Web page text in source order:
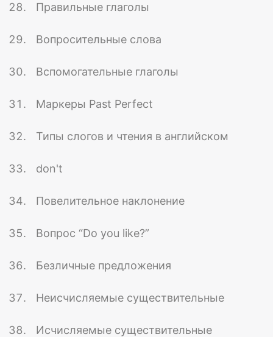
Правильные глаголы
Вопросительные слова
Вспомогательные глаголы
Маркеры Past Perfect
Типы слогов и чтения в английском
don't
Повелительное наклонение
Вопрос “Do you like?”
Безличные предложения
Неисчисляемые существительные
Исчисляемые существительные